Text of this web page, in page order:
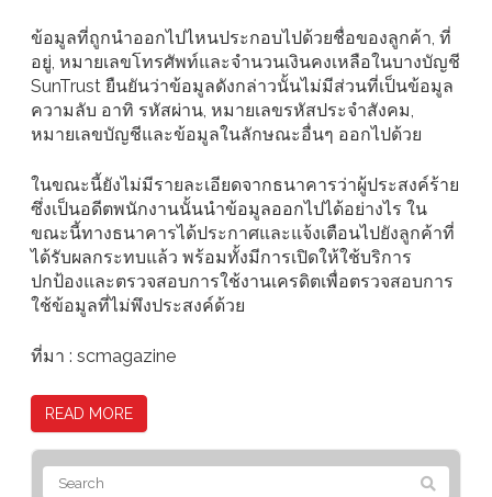
ข้อมูลที่ถูกนำออกไปไหนประกอบไปด้วยชื่อของลูกค้า, ที่
อยู่, หมายเลขโทรศัพท์และจำนวนเงินคงเหลือในบางบัญชี
SunTrust ยืนยันว่าข้อมูลดังกล่าวนั้นไม่มีส่วนที่เป็นข้อมูล
ความลับ อาทิ รหัสผ่าน, หมายเลขรหัสประจำสังคม,
หมายเลขบัญชีและข้อมูลในลักษณะอื่นๆ ออกไปด้วย
ในขณะนี้ยังไม่มีรายละเอียดจากธนาคารว่าผู้ประสงค์ร้าย
ซึ่งเป็นอดีตพนักงานนั้นนำข้อมูลออกไปได้อย่างไร ใน
ขณะนี้ทางธนาคารได้ประกาศและแจ้งเตือนไปยังลูกค้าที่
ได้รับผลกระทบแล้ว พร้อมทั้งมีการเปิดให้ใช้บริการ
ปกป้องและตรวจสอบการใช้งานเครดิตเพื่อตรวจสอบการ
ใช้ข้อมูลที่ไม่พึงประสงค์ด้วย
ที่มา : scmagazine
READ MORE